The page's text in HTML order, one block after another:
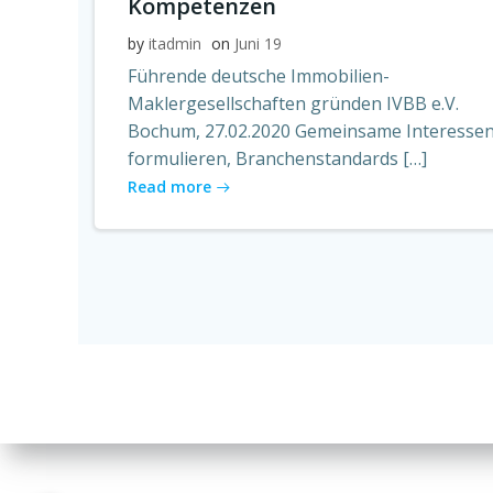
Kompetenzen
by itadmin on Juni 19
Führende deutsche Immobilien-
Maklergesellschaften gründen IVBB e.V.
Bochum, 27.02.2020 Gemeinsame
formulieren, Branchenstandards […]
Read more